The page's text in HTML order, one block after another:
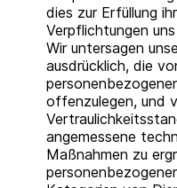
dies zur Erfüllung
Verpflichtungen
Wir untersagen
ausdrücklich, die
offenzulegen, und
angemessene
Maßnahmen zu